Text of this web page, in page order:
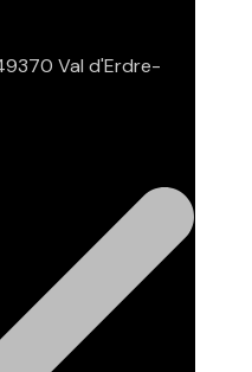
Val d'Erdre-